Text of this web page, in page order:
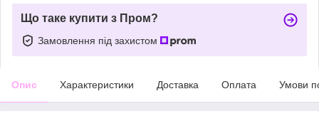
Що таке купити з Пром?
Замовлення під захистом
Опис Характеристики Доставка Оплата Умови